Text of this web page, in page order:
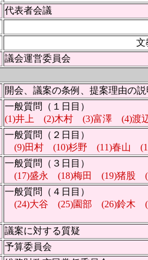
代表者会議
文
議会運営委員会
開会、議案の条例、提案理由の説
一般質問（１日目）
(1)井上 (2)木村 (3)富澤 (4)
一般質問（２日目）
(9)田村 (10)杉野 (11)春山
一般質問（３日目）
(17)盛永 (18)梅田 (19)猪股
一般質問（４日目）
(24)大谷 (25)園部 (26)鈴木
議案に対する質疑
予算委員会